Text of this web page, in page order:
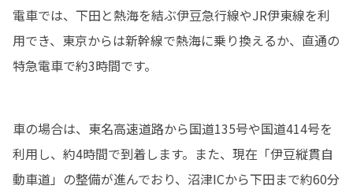
電車では、下田と熱海を結ぶ伊豆急行線やJR伊東線を利
用でき、東京からは新幹線で熱海に乗り換えるか、直通の
特急電車で約3時間です。
車の場合は、東名高速道路から国道135号や国道414号を
利用し、約4時間で到着します。また、現在「伊豆縦貫自
動車道」の整備が進んでおり、沼津ICから下田まで約60分